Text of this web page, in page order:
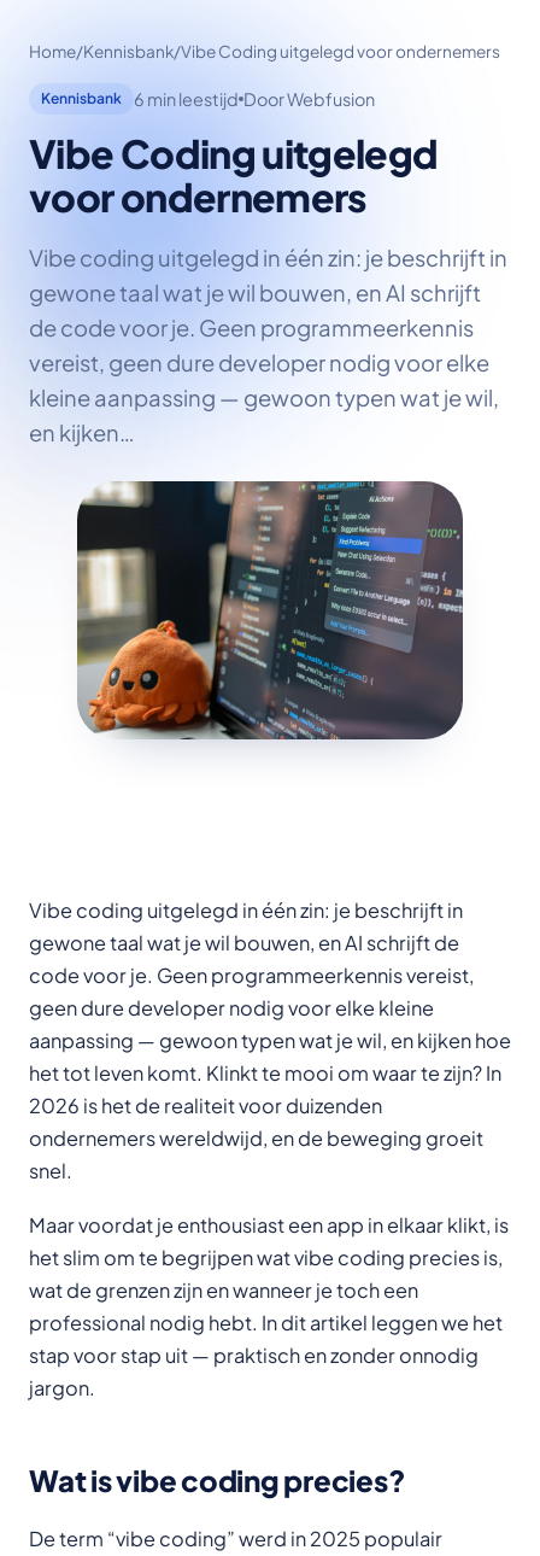
Home/Kennisbank/Vibe Coding uitgelegd voor ondernemers
Kennisbank 6 min leestijd Door Webfusion
Vibe Coding uitgelegd
voor ondernemers
Vibe coding uitgelegd in één zin: je beschrijft in
gewone taal wat je wil bouwen, en AI schrijft
de code voor je. Geen programmeerkennis
vereist, geen dure developer nodig voor elke
kleine aanpassing — gewoon typen wat je wil,
en kijken…
Vibe coding uitgelegd in één zin: je beschrijft in
gewone taal wat je wil bouwen, en AI schrijft de
code voor je. Geen programmeerkennis vereist,
geen dure developer nodig voor elke kleine
aanpassing — gewoon typen wat je wil, en kijken hoe
het tot leven komt. Klinkt te mooi om waar te zijn? In
2026 is het de realiteit voor duizenden
ondernemers wereldwijd, en de beweging groeit
snel.
Maar voordat je enthousiast een app in elkaar klikt, is
het slim om te begrijpen wat vibe coding precies is,
wat de grenzen zijn en wanneer je toch een
professional nodig hebt. In dit artikel leggen we het
stap voor stap uit — praktisch en zonder onnodig
jargon.
Wat is vibe coding precies?
De term “vibe coding” werd in 2025 populair